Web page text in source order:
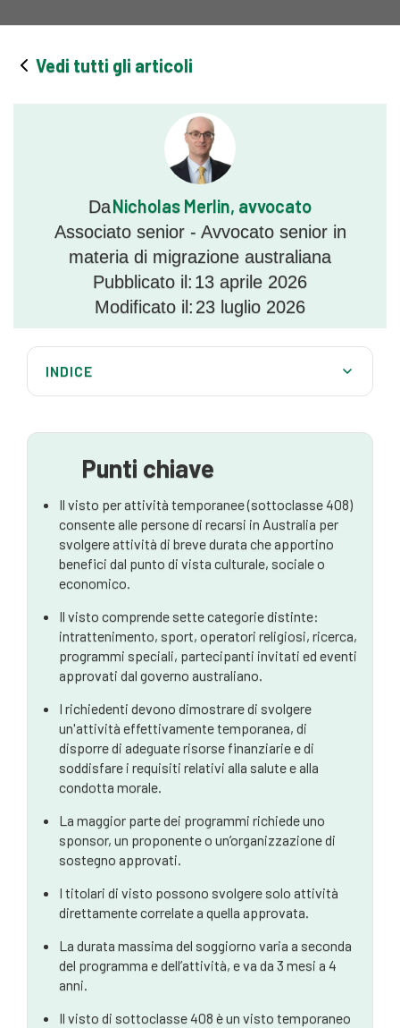
Vedi tutti gli articoli
DaNicholas Merlin, avvocato
Associato senior - Avvocato senior in
materia di migrazione australiana
Pubblicato il: 13 aprile 2026
Modificato il: 23 luglio 2026
INDICE
(sottoclasse 408)?
Flussi relativi al visto della sottoclasse 408
Requisiti di idoneità
Condizioni e obblighi relativi al visto
Tempi di elaborazione e costi per il visto
Motivi comuni di rifiuto
Come ti aiutiamo con il visto Subclass 408
Domande frequenti (FAQ)
Punti chiave
Il visto per attività temporanee (sottoclasse 408)
consente alle persone di recarsi in Australia per
svolgere attività di breve durata che apportino
benefici dal punto di vista culturale, sociale o
economico.
Il visto comprende sette categorie distinte:
intrattenimento, sport, operatori religiosi, ricerca,
programmi speciali, partecipanti invitati ed eventi
approvati dal governo australiano.
I richiedenti devono dimostrare di svolgere
un'attività effettivamente temporanea, di
disporre di adeguate risorse finanziarie e di
soddisfare i requisiti relativi alla salute e alla
condotta morale.
La maggior parte dei programmi richiede uno
sponsor, un proponente o un’organizzazione di
sostegno approvati.
I titolari di visto possono svolgere solo attività
direttamente correlate a quella approvata.
La durata massima del soggiorno varia a seconda
del programma e dell’attività, e va da 3 mesi a 4
anni.
Il visto di sottoclasse 408 è un visto temporaneo